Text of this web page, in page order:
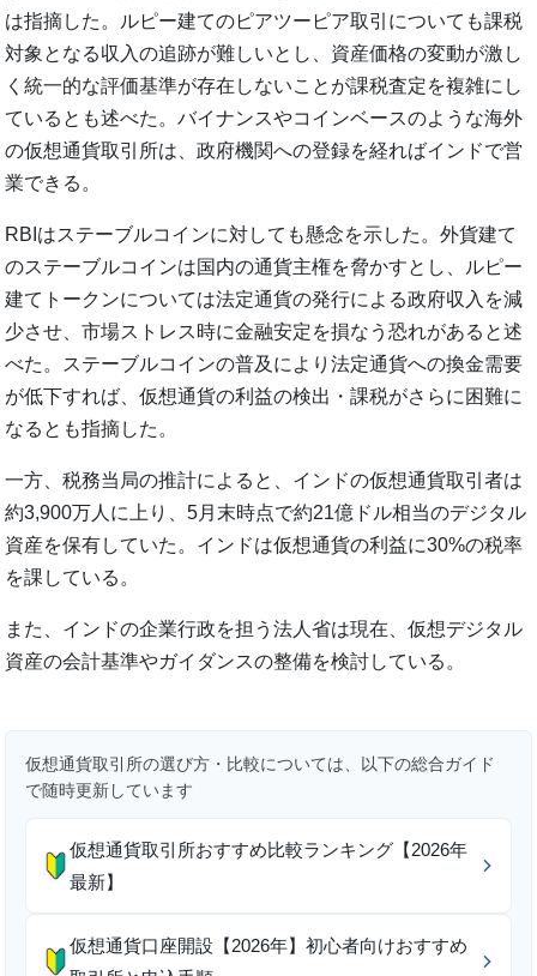
は指摘した。ルピー建てのピアツーピア取引についても課税
対象となる収入の追跡が難しいとし、資産価格の変動が激し
く統一的な評価基準が存在しないことが課税査定を複雑にし
ているとも述べた。バイナンスやコインベースのような海外
の仮想通貨取引所は、政府機関への登録を経ればインドで営
業できる。
RBIはステーブルコインに対しても懸念を示した。外貨建て
のステーブルコインは国内の通貨主権を脅かすとし、ルピー
建てトークンについては法定通貨の発行による政府収入を減
少させ、市場ストレス時に金融安定を損なう恐れがあると述
べた。ステーブルコインの普及により法定通貨への換金需要
が低下すれば、仮想通貨の利益の検出・課税がさらに困難に
なるとも指摘した。
一方、税務当局の推計によると、インドの仮想通貨取引者は
約3,900万人に上り、5月末時点で約21億ドル相当のデジタル
資産を保有していた。インドは仮想通貨の利益に30%の税率
を課している。
また、インドの企業行政を担う法人省は現在、仮想デジタル
資産の会計基準やガイダンスの整備を検討している。
仮想通貨取引所の選び方・比較については、以下の総合ガイド
で随時更新しています
仮想通貨取引所おすすめ比較ランキング【2026年
最新】
仮想通貨口座開設【2026年】初心者向けおすすめ